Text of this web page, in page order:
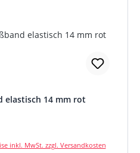
elastisch 14 mm rot
Preis:
inkl. MwSt. zzgl. Versandkosten